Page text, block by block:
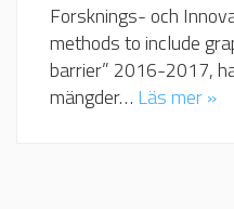
Forsknings- och
methods to include
barrier” 2016-2017,
mängder… Läs mer »